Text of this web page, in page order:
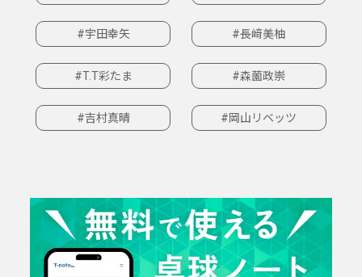
#宇田幸矢 #長﨑美柚
#T.T彩たま #森薗政崇
#吉村真晴 #岡山リベッツ